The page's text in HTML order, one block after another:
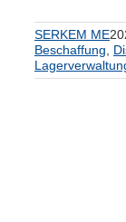
SERKEM ME
Beschaffung